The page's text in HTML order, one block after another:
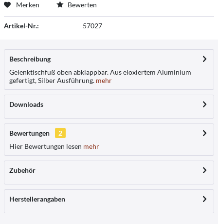
Merken Bewerten
Artikel-Nr.: 57027
Beschreibung
Gelenktischfuß oben abklappbar. Aus eloxiertem Aluminium
gefertigt, Silber Ausführung. mehr
Downloads
Bewertungen
2
Hier Bewertungen lesen mehr
Zubehör
Herstellerangaben